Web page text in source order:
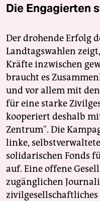
Die Engagierten
Der drohende Erfolg
Landtagswahlen
Kräfte inzwischen
braucht es
und vor allem mit
für eine starke
kooperiert deshalb
Zentrum". Die
linke,
solidarischen Fonds
auf. Eine offene
zugänglichen
zivilgesellschaftliches